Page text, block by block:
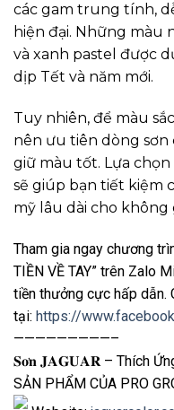
các gam trung tính,
hiện đại. Những màu
và xanh pastel được
dịp Tết và năm mới.
Tuy nhiên, để màu
nên ưu tiên dòng sơn
giữ màu tốt. Lựa
sẽ giúp bạn tiết kiệm
mỹ lâu dài cho không
Tham gia ngay chương
TIỀN VỀ TAY” trên Zalo
tiền thưởng cực hấp dẫn.
tại: https://
—————————–
𝐒𝐨̛𝐧 𝐉𝐀𝐆𝐔𝐀𝐑 – Thích
SẢN PHẨM CỦA PRO